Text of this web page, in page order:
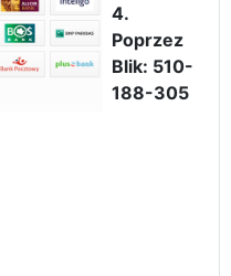
4.
Poprzez
Blik: 510-
188-305